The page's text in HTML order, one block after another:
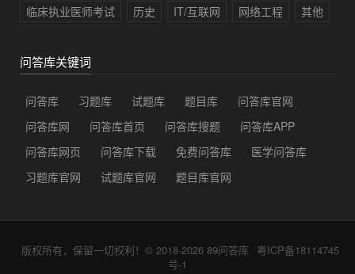
临床执业医师考试
历史 IT/互联网 网络工程 其他
问答库关键词
问答库 习题库 试题库 题目库
问答库官网
问答库网
问答库首页 问答库搜题
问答库APP
问答库网页
问答库下载 免费问答库
医学问答库
习题库官网
试题库官网 题目库官网
版权所有，保留一切权利！© 2018-2026 89问答库
粤ICP备18114745
号-1